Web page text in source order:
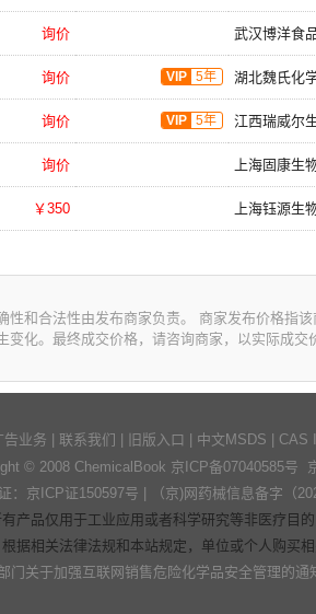
询价 武汉博洋食
询价 VIP 5年 湖北魏氏化
询价 VIP 5年 江西瑞威尔
询价 上海固康生
￥350 上海钰源生
和合法性由发布商家负责。 商家发布价格指
化。最终成交价格，请咨询商家，以实际成
告业务 联系我们 旧版入口 中文MSDS CAS
© 2008 ChemicalBook 京ICP备07040585号
：京ICP证150597号 | （京)网药械信息备字（
产品仅用于工业应用或者科学研究等非医疗目
根据相关法律法规和本站规定，单位或个人购买
门关于加强互联网销售危险化学品安全管理的通